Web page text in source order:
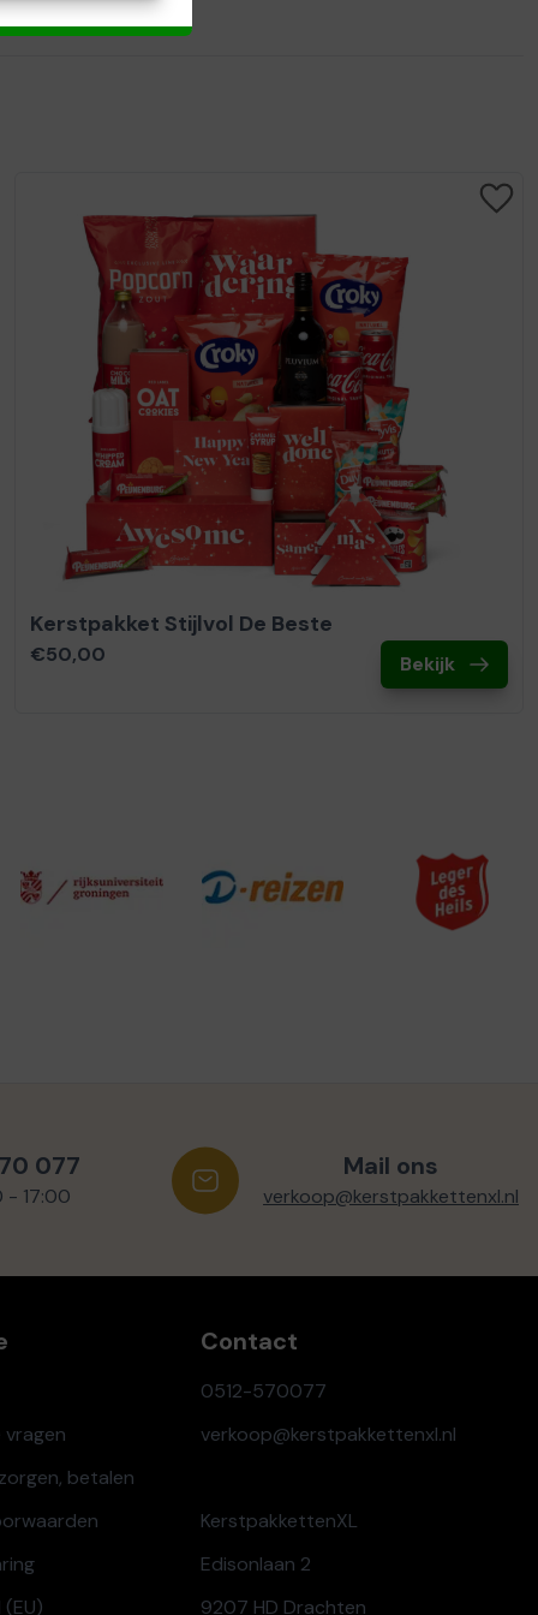
Kerstpakket Stijlvol De Beste
€50,00 Bekijk
077
- 17:00
Mail ons
verkoop@kerstpakkettenxl.nl
vragen
betalen
Contact
0512-570077
verkoop@kerstpakkettenxl.nl
KerstpakkettenXL
Edisonlaan 2
9207 HD Drachten